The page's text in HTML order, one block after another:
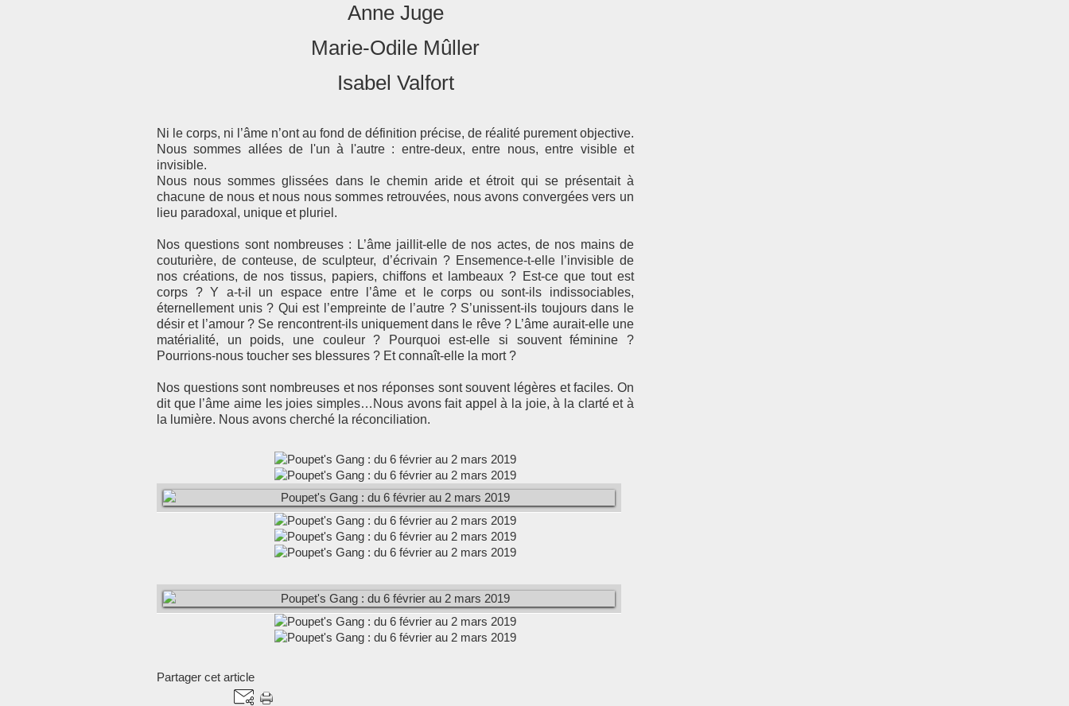
Anne Juge
Marie-Odile Mûller
Isabel Valfort
Ni le corps, ni l’âme n’ont au fond de définition précise, de réalité purement objective.
Nous sommes allées de l'un à l'autre : entre-deux, entre nous, entre visible et
invisible.
Nous nous sommes glissées dans le chemin aride et étroit qui se présentait à
chacune de nous et nous nous sommes retrouvées, nous avons convergées vers un
lieu paradoxal, unique et pluriel.
Nos questions sont nombreuses : L’âme jaillit-elle de nos actes, de nos mains de
couturière, de conteuse, de sculpteur, d’écrivain ? Ensemence-t-elle l’invisible de
nos créations, de nos tissus, papiers, chiffons et lambeaux ? Est-ce que tout est
corps ? Y a-t-il un espace entre l’âme et le corps ou sont-ils indissociables,
éternellement unis ? Qui est l’empreinte de l’autre ? S’unissent-ils toujours dans le
désir et l’amour ? Se rencontrent-ils uniquement dans le rêve ? L’âme aurait-elle une
matérialité, un poids, une couleur ? Pourquoi est-elle si souvent féminine ?
Pourrions-nous toucher ses blessures ? Et connaît-elle la mort ?
Nos questions sont nombreuses et nos réponses sont souvent légères et faciles. On
dit que l’âme aime les joies simples…Nous avons fait appel à la joie, à la clarté et à
la lumière. Nous avons cherché la réconciliation.
Partager cet article